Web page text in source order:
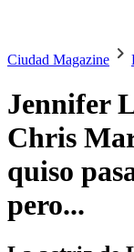
Ciudad Magazine
Jennifer
Chris
quiso
pero...